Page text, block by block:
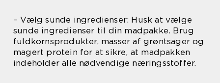
– Vælg sunde ingredienser: Husk at vælge
sunde ingredienser til din madpakke. Brug
fuldkornsprodukter, masser af grøntsager og
magert protein for at sikre, at madpakken
indeholder alle nødvendige næringsstoffer.